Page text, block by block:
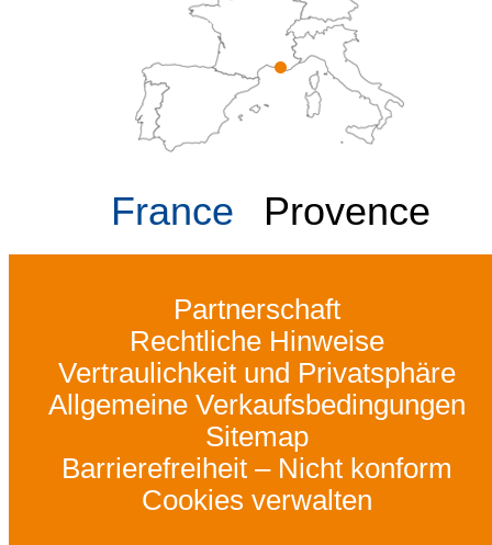
France Provence
Partnerschaft
Rechtliche Hinweise
Vertraulichkeit und Privatsphäre
Allgemeine Verkaufsbedingungen
Sitemap
Barrierefreiheit – Nicht konform
Cookies verwalten